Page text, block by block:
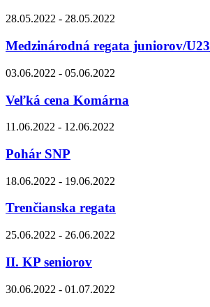
28.05.2022 - 28.05.2022
Medzinárodná regata juniorov/U23
03.06.2022 - 05.06.2022
Veľká cena Komárna
11.06.2022 - 12.06.2022
Pohár SNP
18.06.2022 - 19.06.2022
Trenčianska regata
25.06.2022 - 26.06.2022
II. KP seniorov
30.06.2022 - 01.07.2022